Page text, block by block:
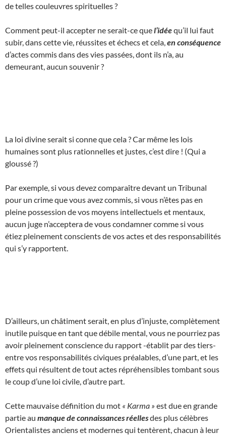
de telles couleuvres spirituelles ?
Comment peut-il accepter ne serait-ce quel’idéequ’il lui faut
subir, dans cette vie, réussites et échecs et cela, en conséquence
d’actes commis dans des vies passées, dont ils n’a, au
demeurant, aucun souvenir ?
La loi divine serait si conne que cela ? Car même les lois
humaines sont plus rationnelles et justes, c’est dire ! (Qui a
gloussé ?)
Par exemple, si vous devez comparaître devant un Tribunal
pour un crime que vous avez commis, si vous n’êtes pas en
pleine possession de vos moyens intellectuels et mentaux,
aucun juge n’acceptera de vous condamner comme si vous
étiez pleinement conscients de vos actes et des responsabilités
qui s’y rapportent.
D’ailleurs, un châtiment serait, en plus d’injuste, complètement
inutile puisque en tant que débile mental, vous ne pourriez pas
avoir pleinement conscience du rapport -établit par des tiers-
entre vos responsabilités civiques préalables, d’une part, et les
effets qui résultent de tout actes répréhensibles tombant sous
le coup d’une loi civile, d’autre part.
Cette mauvaise définition du mot « Karma » est due en grande
partie au manque de connaissances réellesdes plus célèbres
Orientalistes anciens et modernes qui tentèrent, chacun à leur